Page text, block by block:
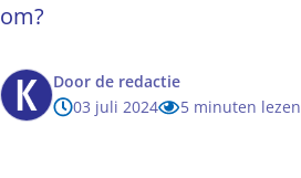
om?
Door de redactie
03 juli 2024
5 minuten lezen